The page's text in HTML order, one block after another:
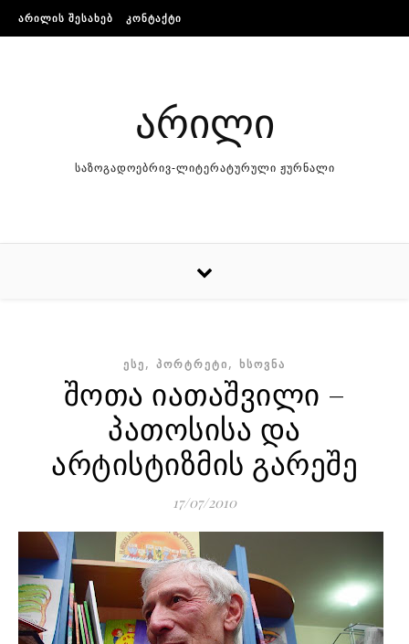
Skip to content
ᲐᲠᲘᲚᲘᲡ ᲨᲔᲡᲐᲮᲔᲑ ᲙᲝᲜᲢᲐᲥᲢᲘ
არილი
საზოგადოებრივ-ლიტერატურული ჟურნალი
ᲔᲡᲔ, ᲞᲝᲠᲢᲠᲔᲢᲘ, ᲮᲡᲝᲕᲜᲐ
შოთა იათაშვილი –
პათოსისა და
არტისტიზმის გარეშე
17/07/2010